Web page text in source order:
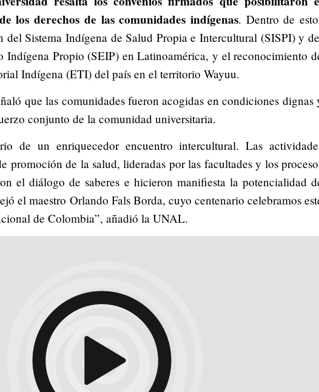
los derechos de las comunidades indígenas. Dentro de
del Sistema Indígena de Salud Propia e Intercultural (SISPI) y
Indígena Propio (SEIP) en Latinoamérica, y el reconocimiento
Indígena (ETI) del país en el territorio Wayuu.
que las comunidades fueron acogidas en condiciones dignas
conjunto de la comunidad universitaria.
de un enriquecedor encuentro intercultural. Las
promoción de la salud, lideradas por las facultades y los
el diálogo de saberes e hicieron manifiesta la potencialidad
el maestro Orlando Fals Borda, cuyo centenario celebramos
de Colombia”, añadió la UNAL.